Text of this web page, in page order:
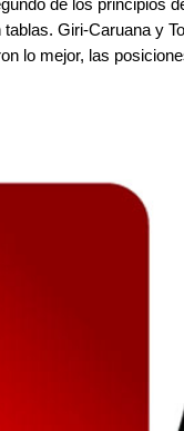
Giri-Caruana y
lo mejor, las